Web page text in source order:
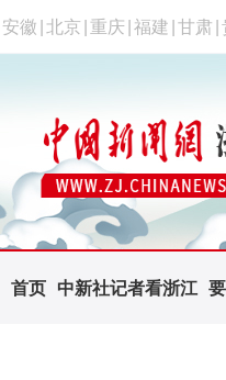
安徽 北京 重庆 福建 甘肃
首页 中新社记者看浙江